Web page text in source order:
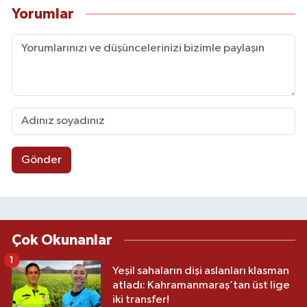
Yorumlar
Gönder
Çok Okunanlar
Yeşil sahaların dişi aslanları klasman
atladı: Kahramanmaraş’tan üst lige
iki transfer!
1